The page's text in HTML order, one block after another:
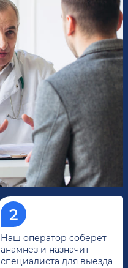
Наш оператор соберет
анамнез и назначит
специалиста для выезда